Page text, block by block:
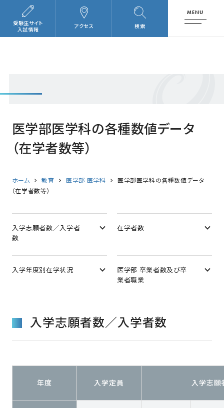
検索
アクセス
受験生サイト
入試情報
MENU
医学部医学科の各種数値データ
（在学者数等）
ホーム 教育 医学部 医学科
医学部医学科の各種数値データ
（在学者数等）
入学志願者数／入学者
数
在学者数
入学年度別在学状況
医学部 卒業者数及び卒
業者職業
入学志願者数／入学者数
年度 入学定員 入学志